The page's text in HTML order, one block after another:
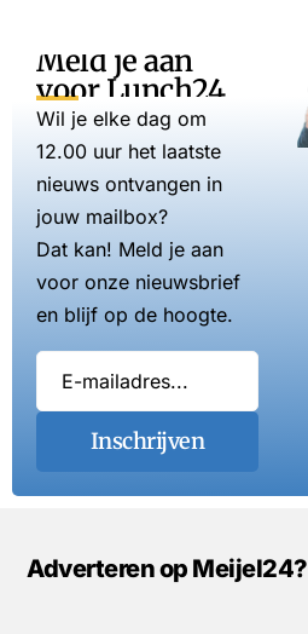
Meld je aan
voor Lunch24
Wil je elke dag om
12.00 uur het laatste
nieuws ontvangen in
jouw mailbox?
Dat kan! Meld je aan
voor onze nieuwsbrief
en blijf op de hoogte.
Inschrijven
Adverteren op Meijel24?